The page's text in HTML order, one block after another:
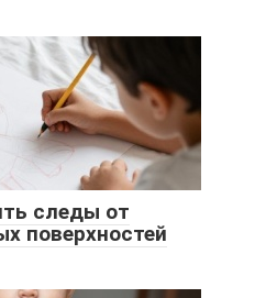
следы от
поверхностей